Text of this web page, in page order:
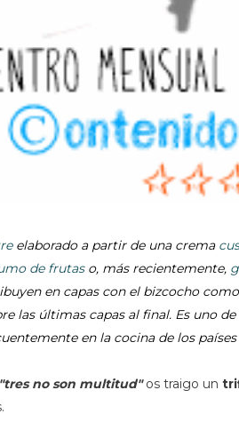
elaborado a partir de una crema
de frutaso, más recientemente,
en capas con el bizcocho
las últimas capas al final. Es uno
en la cocina de los países
"tres no son multitud"os traigo un